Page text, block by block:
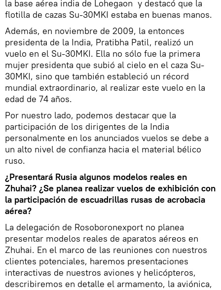
la base aérea india de Lohegaon y destacó que la
flotilla de cazas Su-30MKI estaba en buenas manos.
Además, en noviembre de 2009, la entonces
presidenta de la India, Pratibha Patil, realizó un
vuelo en el Su-30MKI. Ella no sólo fue la primera
mujer presidenta que subió al cielo en el caza Su-
30MKI, sino que también estableció un récord
mundial extraordinario, al realizar este vuelo en la
edad de 74 años.
Por nuestro lado, podemos destacar que la
participación de los dirigentes de la India
personalmente en los anunciados vuelos se debe a
un alto nivel de confianza hacia el material bélico
ruso.
¿Presentará Rusia algunos modelos reales en
Zhuhai? ¿Se planea realizar vuelos de exhibición con
la participación de escuadrillas rusas de acrobacia
aérea?
La delegación de Rosoboronexport no planea
presentar modelos reales de aparatos aéreos en
Zhuhai. En el marco de las reuniones con nuestros
clientes potenciales, haremos presentaciones
interactivas de nuestros aviones y helicópteros,
describiremos en detalle el armamento, la aviónica,